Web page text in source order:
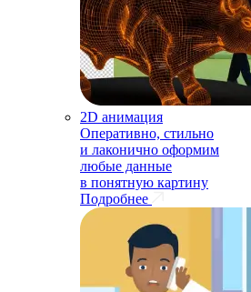
2D анимация
Оперативно, стильно
и лаконично оформим
любые данные
в понятную картину
Подробнее